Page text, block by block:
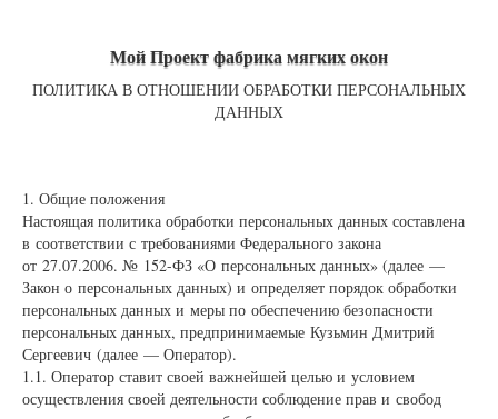
Мой Проект фабрика мягких окон
ПОЛИТИКА В ОТНОШЕНИИ ОБРАБОТКИ ПЕРСОНАЛЬНЫХ
ДАННЫХ
1. Общие положения
Настоящая политика обработки персональных данных составлена
в соответствии с требованиями Федерального закона
от 27.07.2006. № 152-ФЗ «О персональных данных» (далее —
Закон о персональных данных) и определяет порядок обработки
персональных данных и меры по обеспечению безопасности
персональных данных, предпринимаемые Кузьмин Дмитрий
Сергеевич (далее — Оператор).
1.1. Оператор ставит своей важнейшей целью и условием
осуществления своей деятельности соблюдение прав и свобод